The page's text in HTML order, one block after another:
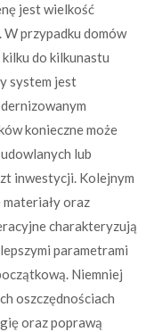
jest wielkość
przypadku domów
do kilkunastu
system jest
konieczne może
lub
inwestycji. Kolejnym
materiały oraz
charakteryzują
parametrami
Niemniej
oszczędnościach
oraz poprawą